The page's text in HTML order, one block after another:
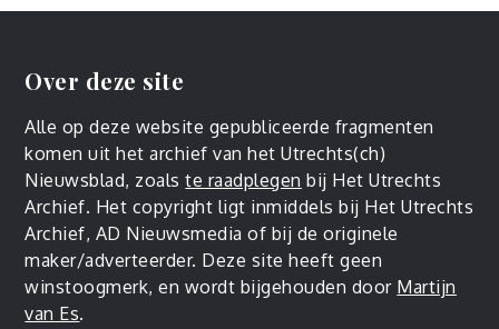
Over deze site
Alle op deze website gepubliceerde fragmenten
komen uit het archief van het Utrechts(ch)
Nieuwsblad, zoalste raadplegen bij Het Utrechts
Archief. Het copyright ligt inmiddels bij Het Utrechts
Archief, AD Nieuwsmedia of bij de originele
maker/adverteerder. Deze site heeft geen
winstoogmerk, en wordt bijgehouden door Martijn
van Es.